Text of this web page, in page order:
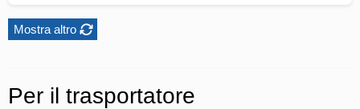
Mostra altro
Per il trasportatore